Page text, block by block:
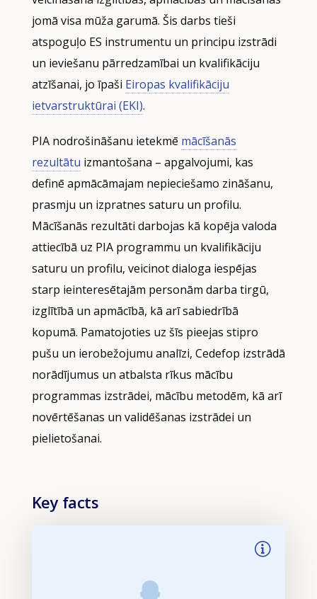
jomā visa mūža garumā. Šis darbs tieši
atspoguļo ES instrumentu un principu izstrādi
un ieviešanu pārredzamībai un kvalifikāciju
atzīšanai, jo īpaši Eiropas kvalifikāciju
ietvarstruktūrai (EKI).
PIA nodrošināšanu ietekmē mācīšanās
rezultātu izmantošana – apgalvojumi, kas
definē apmācāmajam nepieciešamo zināšanu,
prasmju un izpratnes saturu un profilu.
Mācīšanās rezultāti darbojas kā kopēja valoda
attiecībā uz PIA programmu un kvalifikāciju
saturu un profilu, veicinot dialoga iespējas
starp ieinteresētajām personām darba tirgū,
izglītībā un apmācībā, kā arī sabiedrībā
kopumā. Pamatojoties uz šīs pieejas stipro
pušu un ierobežojumu analīzi, Cedefop izstrādā
norādījumus un atbalsta rīkus mācību
programmas izstrādei, mācību metodēm, kā arī
novērtēšanas un validēšanas izstrādei un
pielietošanai.
Key facts